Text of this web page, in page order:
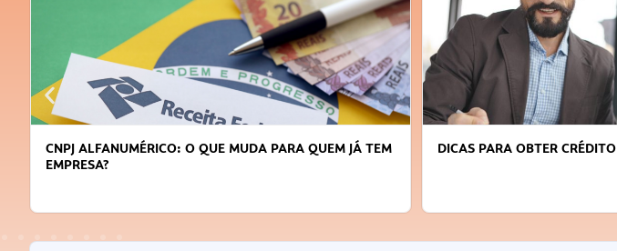
CNPJ ALFANUMÉRICO: O QUE MUDA PARA QUEM JÁ TEM
EMPRESA?
DICAS PARA OBTER CRÉDITO